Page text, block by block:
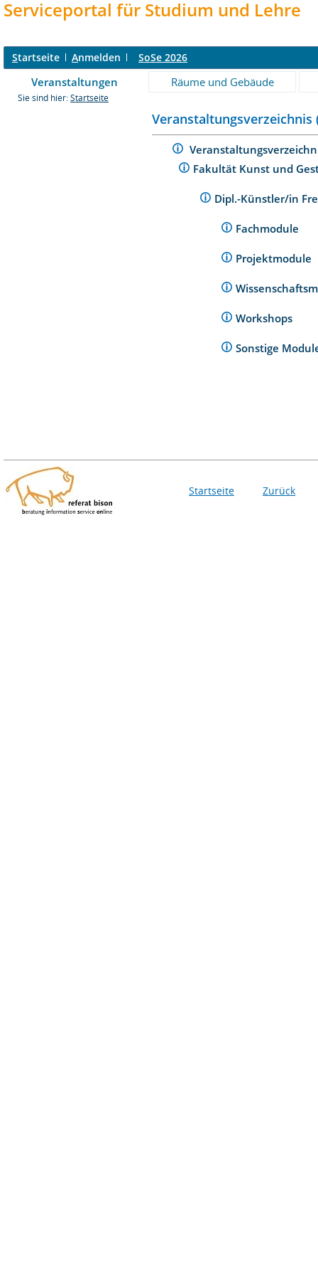
Serviceportal für Studium und Lehre
Startseite Anmelden SoSe 2026
Veranstaltungen Räume und Gebäude
Sie sind hier: Startseite
Veranstaltungsverzeichnis
Fakultät Kunst und
Dipl.-Künstler/in
Fachmodule
Projektmodule
Workshops
Sonstige
Startseite Zurück